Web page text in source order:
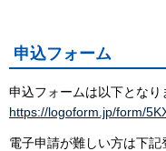
申込フォーム
申込フォームは以下となり
https://logoform.jp/form/
電子申請が難しい方は下記